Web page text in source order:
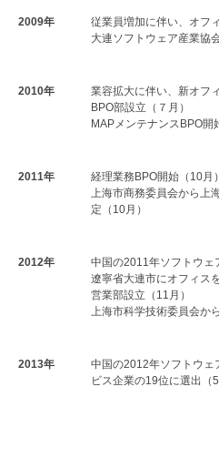
2009年
従業員増加に伴い、オフ
大連ソフトウェア産業協
2010年
業容拡大に伴い、新オフ
BPO部設立（７月）
MAPメンテナンスBPO開
2011年
経理業務BPO開始（10月）
上海市商務委員会から上
定（10月）
2012年
中国の2011年ソフトウェ
遼寧省大連市にオフィス
営業部設立（11月）
上海市科学技術委員会か
2013年
中国の2012年ソフトウェ
ビス企業の19位に選出（5